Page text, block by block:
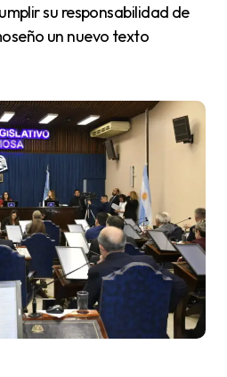
su responsabilidad de
un nuevo texto